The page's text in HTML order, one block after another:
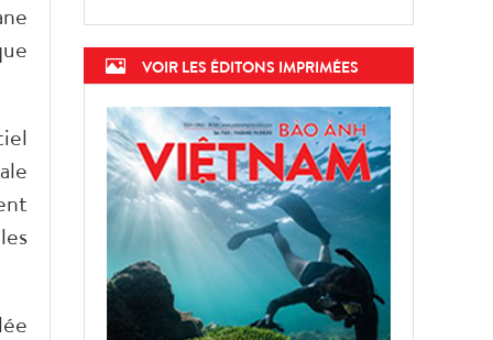
VOIR LES ÉDITONS IMPRIMÉES